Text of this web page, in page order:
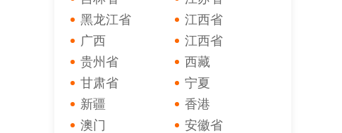
黑龙江省
江西省
广西
江西省
贵州省
西藏
甘肃省
宁夏
新疆
香港
澳门
安徽省